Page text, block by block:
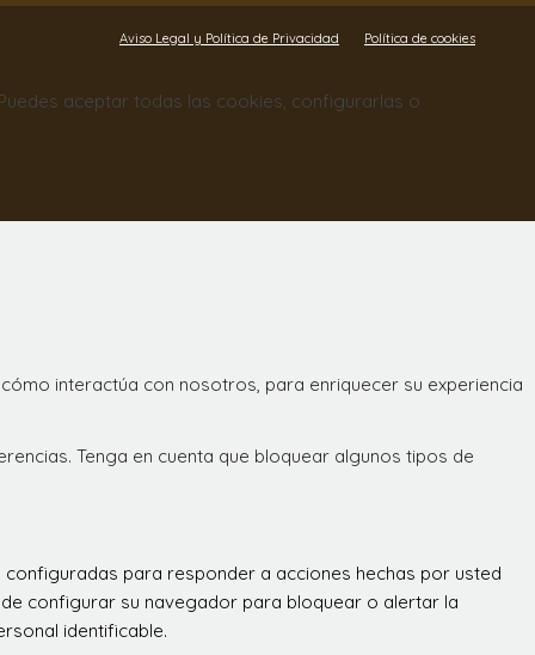
Aviso Legal y Política de Privacidad Política de cookies
aceptar todas las cookies, configurarlas o
interactúa con nosotros, para enriquecer su experiencia
Tenga en cuenta que bloquear algunos tipos de
para responder a acciones hechas por usted
configurar su navegador para bloquear o alertar la
identificable.